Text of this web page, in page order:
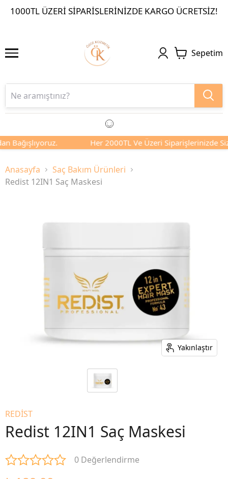
1000TL ÜZERI SIPARIŞLERINIZDE KARGO ÜCRETSIZ!
Sepetim
Her 2000TL Ve Üzeri Siparişlerinizde
Anasayfa
Saç Bakım Ürünleri
Redist 12IN1 Saç Maskesi
Yakınlaştır
REDİST
Redist 12IN1 Saç Maskesi
0 Değerlendirme